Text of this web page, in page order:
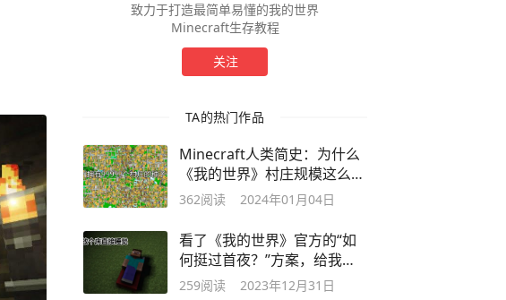
致力于打造最简单易懂的我的世界
Minecraft生存教程
关注
TA的热门作品
Minecraft人类简史：为什么
《我的世界》村庄规模这么
小？
362阅读 2024年01月04日
看了《我的世界》官方的“如
何挺过首夜？”方案，给我干
沉默了！
259阅读 2023年12月31日